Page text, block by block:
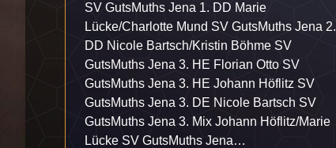
SV GutsMuths Jena 1. DD Marie
Lücke/Charlotte Mund SV GutsMuths Jena 2.
DD Nicole Bartsch/Kristin Böhme SV
GutsMuths Jena 3. HE Florian Otto SV
GutsMuths Jena 3. HE Johann Höflitz SV
GutsMuths Jena 3. DE Nicole Bartsch SV
GutsMuths Jena 3. Mix Johann Höflitz/Marie
Lücke SV GutsMuths Jena…